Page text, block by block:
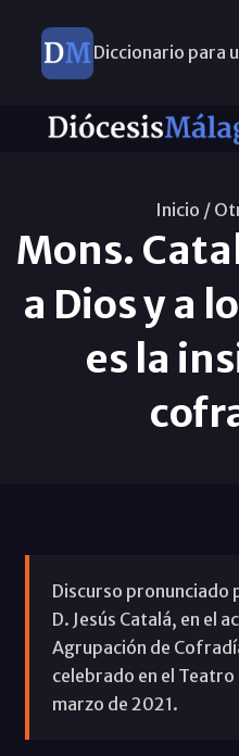
Diccionario para
Nuevos
Inicio /
Mons.
a Dios y a
es la
Discurso pronunciado
D. Jesús Catalá, en el
Agrupación de
celebrado en el
marzo de 2021.